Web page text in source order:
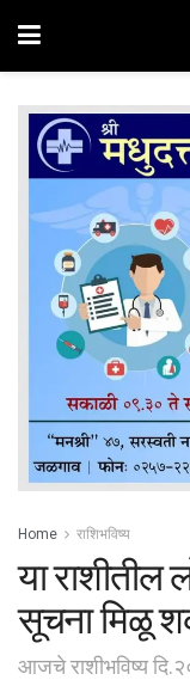
Home राशिभविष्य
या
सूचना मिळू
आजचे राशीभविष्य